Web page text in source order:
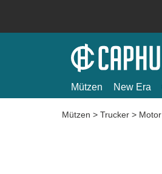
Mützen New Era
Mützen > Trucker > Motor